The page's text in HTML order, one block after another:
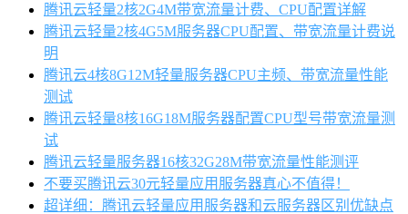
腾讯云轻量2核2G4M带宽流量计费、CPU配置详解
腾讯云轻量2核4G5M服务器CPU配置、带宽流量计费说
明
腾讯云4核8G12M轻量服务器CPU主频、带宽流量性能
测试
腾讯云轻量8核16G18M服务器配置CPU型号带宽流量测
试
腾讯云轻量服务器16核32G28M带宽流量性能测评
不要买腾讯云30元轻量应用服务器真心不值得！
超详细：腾讯云轻量应用服务器和云服务器区别优缺点